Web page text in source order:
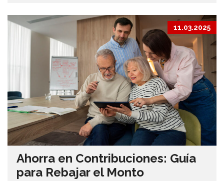
11.03.2025
Ahorra en Contribuciones: Guía
para Rebajar el Monto